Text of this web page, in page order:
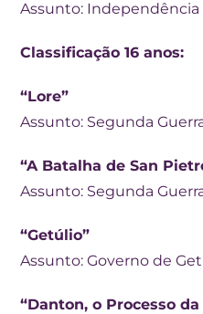
Assunto: Independência
Classificação 16 anos:
“Lore”
Assunto: Segunda
“A Batalha de San
Assunto: Segunda
“Getúlio”
Assunto: Governo de
“Danton, o Processo